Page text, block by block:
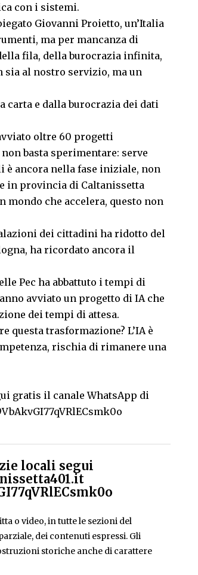
con i sistemi.
Giovanni Proietto, un’Italia
ma per mancanza di
fila, della burocrazia infinita,
sia al nostro servizio, ma un
carta e dalla burocrazia dei dati
oltre 60 progetti
basta sperimentare: serve
ancora nella fase iniziale, non
in provincia di Caltanissetta
che accelera, questo non
dei cittadini ha ridotto del
ha ricordato ancora il
Pec ha abbattuto i tempi di
avviato un progetto di IA che
dei tempi di attesa.
questa trasformazione? L’IA è
rischia di rimanere una
gratis il canale WhatsApp di
locali segui
o video, in tutte le sezioni del
dei contenuti espressi. Gli
storiche anche di carattere